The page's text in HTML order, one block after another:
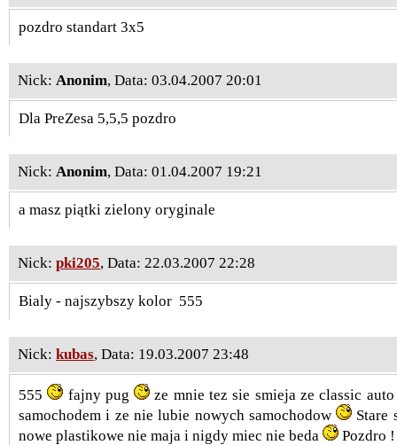
pozdro standart 3x5
Nick: Anonim, Data: 03.04.2007 20:01
Dla PreZesa 5,5,5 pozdro
Nick: Anonim, Data: 01.04.2007 19:21
a masz piątki zielony oryginale
Nick: pki205, Data: 22.03.2007 22:28
Bialy - najszybszy kolor 555
Nick: kubas, Data: 19.03.2007 23:48
555 fajny pug
ze mnie tez sie smieja ze classic
samochodem i ze nie lubie nowych samochodow
Stare
nowe plastikowe nie maja i nigdy miec nie beda
Pozdro